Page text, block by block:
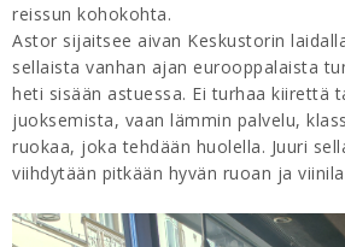
reissun kohokohta.
Astor sijaitsee aivan Keskustorin
sellaista vanhan ajan eurooppalaista
heti sisään astuessa. Ei turhaa kiirettä
juoksemista, vaan lämmin palvelu,
ruokaa, joka tehdään huolella. Juuri
viihdytään pitkään hyvän ruoan ja